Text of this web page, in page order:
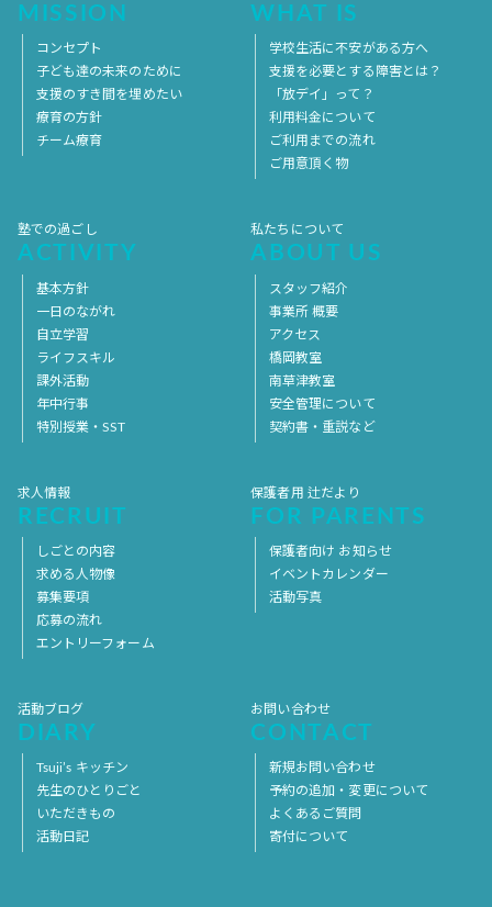
MISSION
コンセプト
子ども達の未来のために
支援のすき間を埋めたい
療育の方針
チーム療育
WHAT IS
学校生活に不安がある方へ
支援を必要とする障害とは？
「放デイ」って？
利用料金について
ご利用までの流れ
ご用意頂く物
塾での過ごし
ACTIVITY
基本方針
一日のながれ
自立学習
ライフスキル
課外活動
年中行事
特別授業・SST
私たちについて
ABOUT US
スタッフ紹介
事業所 概要
アクセス
橋岡教室
南草津教室
安全管理について
契約書・重説など
求人情報
RECRUIT
しごとの内容
求める人物像
募集要項
応募の流れ
エントリーフォーム
保護者用 辻だより
FOR PARENTS
保護者向け お知らせ
イベントカレンダー
活動写真
活動ブログ
DIARY
Tsuji’s キッチン
先生のひとりごと
いただきもの
活動日記
お問い合わせ
CONTACT
新規お問い合わせ
予約の追加・変更について
よくあるご質問
寄付について